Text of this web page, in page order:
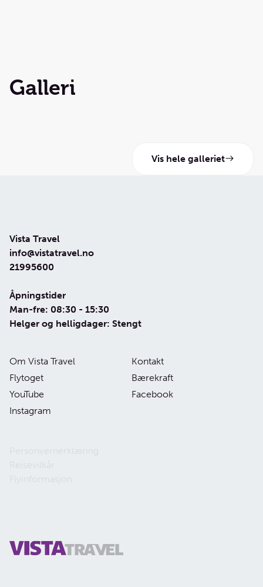
Galleri
Vis hele galleriet
Vista Travel
info@vistatravel.no
21995600
Åpningstider
Man-fre: 08:30 - 15:30
Helger og helligdager: Stengt
Om Vista Travel
Kontakt
Flytoget
Bærekraft
YouTube
Facebook
Instagram